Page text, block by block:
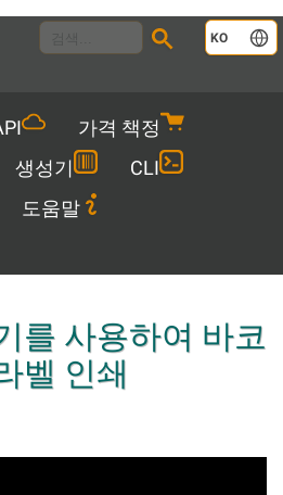
KO
가격 책정
생성기
CLI
도움말
를 사용하여 바코
벨 인쇄